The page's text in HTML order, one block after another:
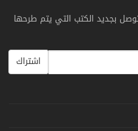
بجديد الكتب التي يتم طرحها
اشتراك